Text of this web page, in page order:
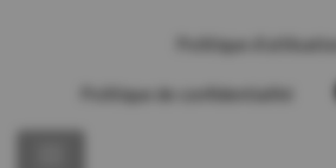
Politique d’utilisation
Politique de confidentialité